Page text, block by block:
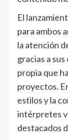
El
para ambos
la atención
gracias a
propia que
proyectos.
estilos y la
intérpretes
destacados